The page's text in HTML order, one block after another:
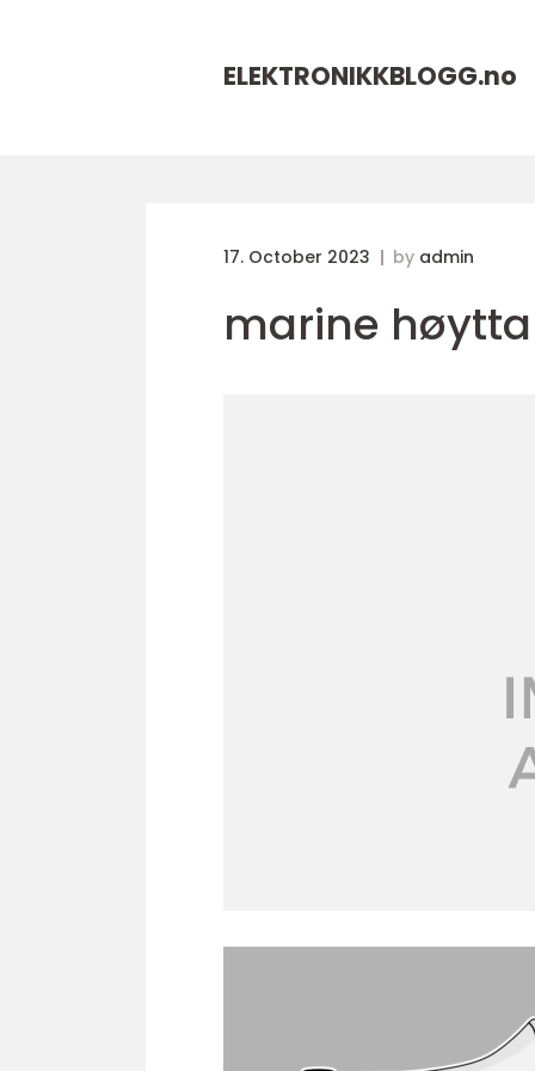
ELEKTRONIKKBLOGG.no
17. October 2023 by admin
marine